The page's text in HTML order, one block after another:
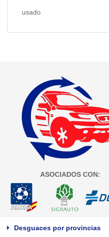
usado
ASOCIADOS CON:
Desguaces por provincias